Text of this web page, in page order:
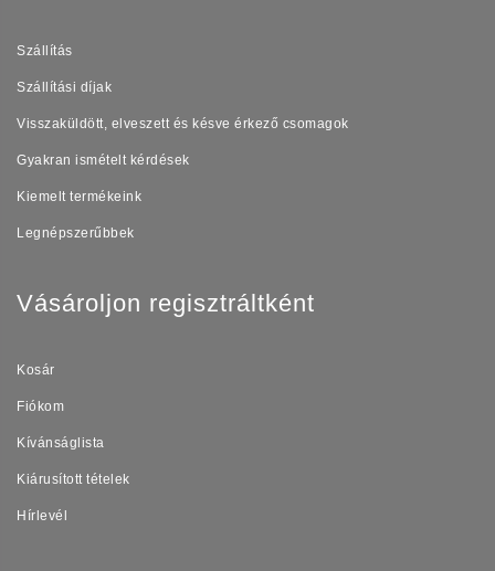
Szállítás
Szállítási díjak
Visszaküldött, elveszett és késve érkező csomagok
Gyakran ismételt kérdések
Kiemelt termékeink
Legnépszerűbbek
Vásároljon regisztráltként
Kosár
Fiókom
Kívánságlista
Kiárusított tételek
Hírlevél